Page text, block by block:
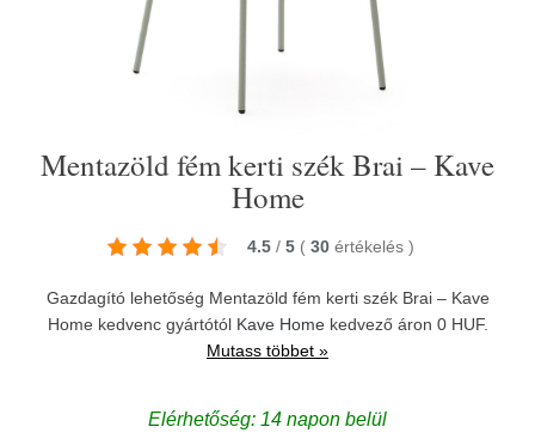
Mentazöld fém kerti szék Brai – Kave
Home
4.5 / 5 ( 30 értékelés )
Gazdagító lehetőség Mentazöld fém kerti szék Brai – Kave
Home kedvenc gyártótól Kave Homekedvező áron 0 HUF.
Mutass többet »
Elérhetőség: 14 napon belül